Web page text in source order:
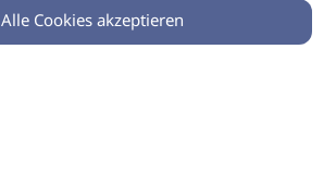
0
Alle Cookies akzeptieren